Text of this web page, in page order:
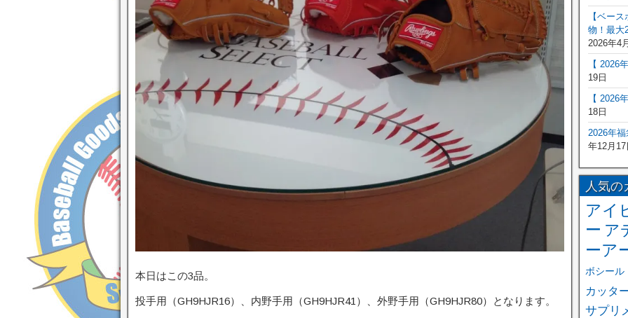
本日はこの3品。
投手用（GH9HJR16）、内野手用（GH9HJR41）、外野手用（GH9HJR80）となります。
【ベー
物！最大
2026年4
【 2026
19日
【 2026
18日
2026年
年12月17
人気の
アイ
ー ア
ーア
ボシール
カッタ
サプリ